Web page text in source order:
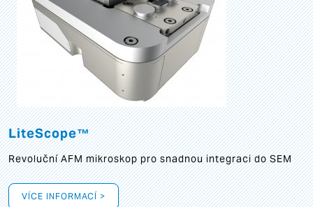
LiteScope™
Revoluční AFM mikroskop pro snadnou integraci do SEM
VÍCE INFORMACÍ >